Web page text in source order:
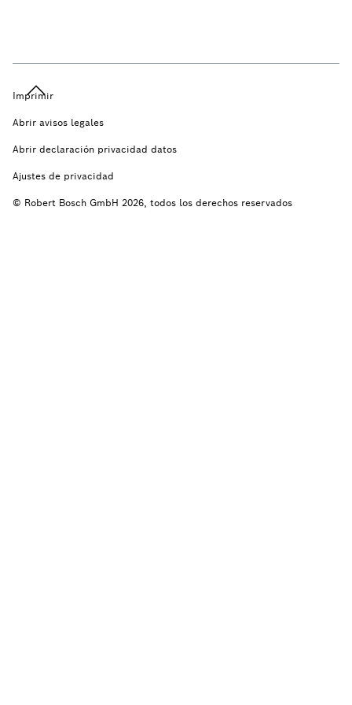
Imprimir
Abrir avisos legales
Abrir declaración privacidad datos
Ajustes de privacidad
© Robert Bosch GmbH 2026, todos los derechos reservados